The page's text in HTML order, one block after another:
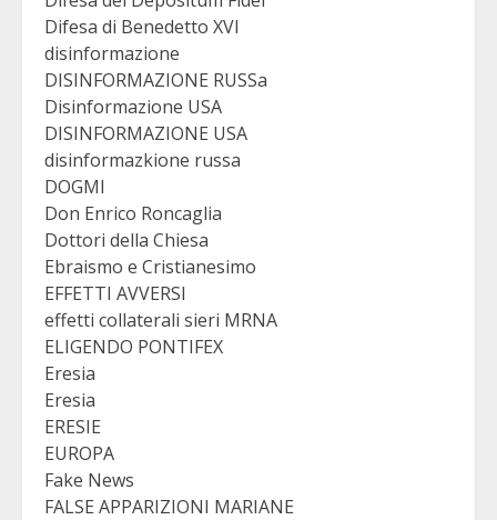
Difesa di Benedetto XVI
disinformazione
DISINFORMAZIONE RUSSa
Disinformazione USA
DISINFORMAZIONE USA
disinformazkione russa
DOGMI
Don Enrico Roncaglia
Dottori della Chiesa
Ebraismo e Cristianesimo
EFFETTI AVVERSI
effetti collaterali sieri MRNA
ELIGENDO PONTIFEX
Eresia
Eresia
ERESIE
EUROPA
Fake News
FALSE APPARIZIONI MARIANE